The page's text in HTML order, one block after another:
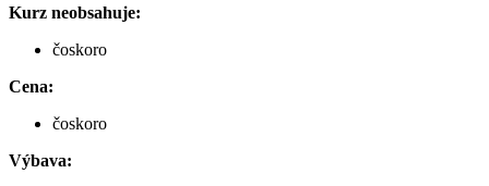
Kurz neobsahuje:
čoskoro
Cena:
čoskoro
Výbava: